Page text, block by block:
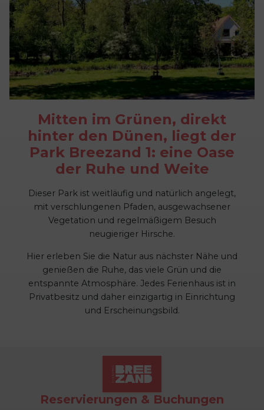
Mitten im Grünen, direkt
hinter den Dünen, liegt der
Park Breezand 1: eine Oase
der Ruhe und Weite
Dieser Park ist weitläufig und natürlich angelegt,
mit verschlungenen Pfaden, ausgewachsener
Vegetation und regelmäßigem Besuch
neugieriger Hirsche.
Hier erleben Sie die Natur aus nächster Nähe und
genießen die Ruhe, das viele Grün und die
entspannte Atmosphäre. Jedes Ferienhaus ist in
Privatbesitz und daher einzigartig in Einrichtung
und Erscheinungsbild.
Reservierungen & Buchungen